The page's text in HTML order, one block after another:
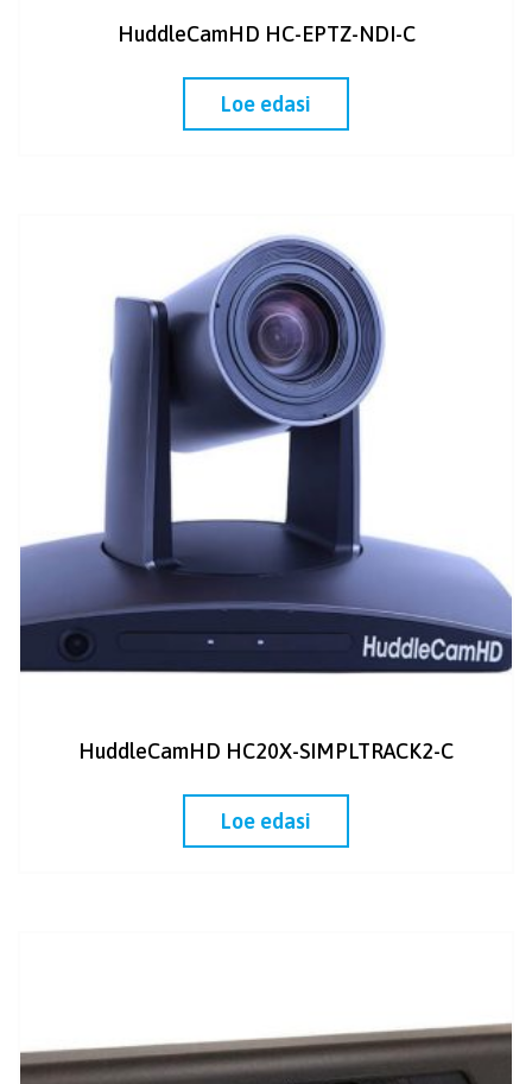
HuddleCamHD HC-EPTZ-NDI-C
Loe edasi
HuddleCamHD HC20X-SIMPLTRACK2-C
Loe edasi